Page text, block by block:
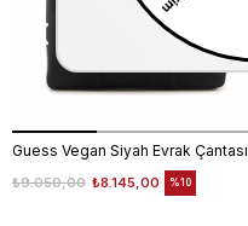
Guess Vegan Siyah Evrak Çantası
₺8.145,00
₺9.050,00 %10